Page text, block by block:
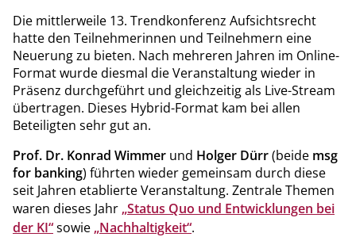
Die mittlerweile 13. Trendkonferenz Aufsichtsrecht
hatte den Teilnehmerinnen und Teilnehmern eine
Neuerung zu bieten. Nach mehreren Jahren im Online-
Format wurde diesmal die Veranstaltung wieder in
Präsenz durchgeführt und gleichzeitig als Live-Stream
übertragen. Dieses Hybrid-Format kam bei allen
Beteiligten sehr gut an.
Prof. Dr. Konrad Wimmer und Holger Dürr(beide msg
for banking) führten wieder gemeinsam durch diese
seit Jahren etablierte Veranstaltung. Zentrale Themen
waren dieses Jahr „Status Quo und Entwicklungen bei
der KI“sowie „Nachhaltigkeit“.